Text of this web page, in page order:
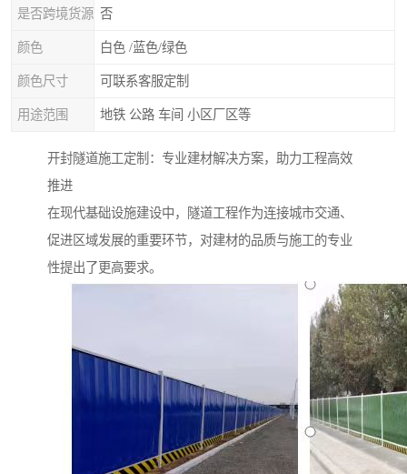
是否跨境货源 否
颜色 白色 /蓝色/绿色
颜色尺寸 可联系客服定制
用途范围 地铁 公路 车间 小区厂区等
开封隧道施工定制：专业建材解决方案，助力工程高效
推进
在现代基础设施建设中，隧道工程作为连接城市交通、
促进区域发展的重要环节，对建材的品质与施工的专业
性提出了更高要求。